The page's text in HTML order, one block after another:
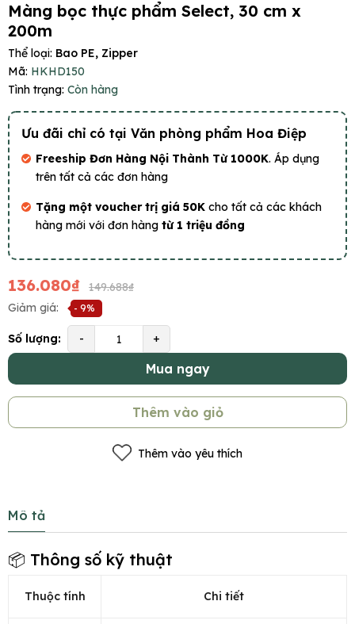
Màng bọc thực phẩm Select, 30 cm x
200m
Thể loại: Bao PE, Zipper
Mã: HKHD150
Tình trạng: Còn hàng
Ưu đãi chỉ có tại Văn phòng phẩm Hoa Điệp
Freeship Đơn Hàng Nội Thành Từ 1000K. Áp dụng
trên tất cả các đơn hàng
Tặng một voucher trị giá 50K cho tất cả các khách
hàng mới với đơn hàng từ 1 triệu đồng
136.080₫
149.688₫
Giảm giá:
- 9%
Số lượng: - +
Mua ngay
Thêm vào giỏ
Thêm vào yêu thích
Mô tả
📦 Thông số kỹ thuật
Thuộc tính Chi tiết